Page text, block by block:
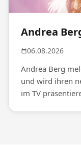
Andrea
06.08.2026
Andrea Berg
und wird ihren
im TV